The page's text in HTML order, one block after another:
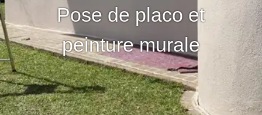
Pose de placo et
peinture murale